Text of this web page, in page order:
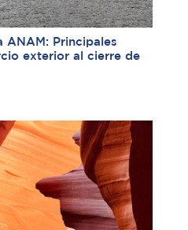
ANAM: Principales
exterior al cierre de